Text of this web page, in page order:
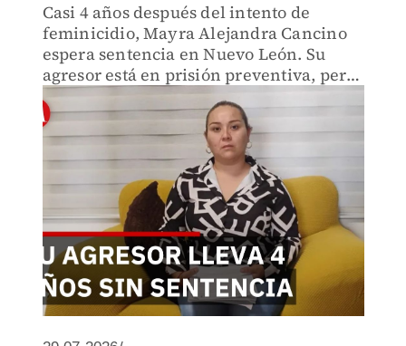
Casi 4 años después del intento de
feminicidio, Mayra Alejandra Cancino
espera sentencia en Nuevo León. Su
agresor está en prisión preventiva, pero
7 cancelaciones de juicio y dilaciones
procesales mantienen el caso sin
resolver.